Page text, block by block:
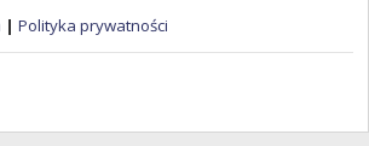
| Polityka prywatności